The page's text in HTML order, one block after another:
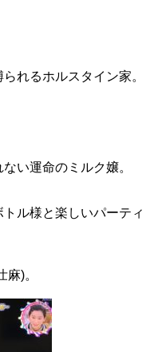
れるホルスタイン家。
い運命のミルク嬢。
ル様と楽しいパーティ
)。